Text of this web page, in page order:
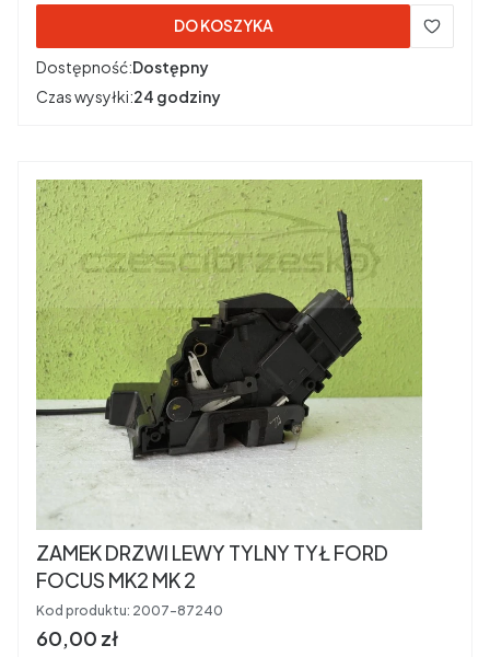
DO KOSZYKA
Dostępność:Dostępny
Czas wysyłki:24 godziny
ZAMEK DRZWI LEWY TYLNY TYŁ FORD
FOCUS MK2 MK 2
Kod produktu: 2007-87240
Cena brutto
60,00 zł